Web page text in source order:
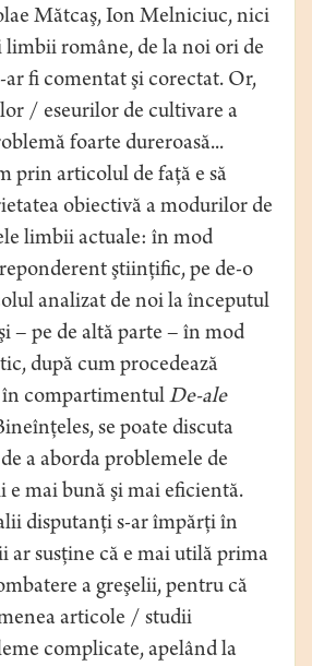
Mătcaş, Ion Melniciuc, nici
române, de la noi ori de
ar ﬁ comentat şi corectat. Or,
/ eseurilor de cultivare a
foarte dureroasă...
prin articolul de faţă e să
obiectivă a modurilor de
limbii actuale: în mod
ştiinţiﬁc, pe de-o
analizat de noi la începutul
– pe de altă parte – în mod
după cum procedează
compartimentulDe-ale
se poate discuta
a aborda problemele de
mai bună şi mai eﬁcientă.
disputanţi s-ar împărţi în
ar susţine că e mai utilă prima
a greşelii, pentru că
articole / studii
complicate, apelând la